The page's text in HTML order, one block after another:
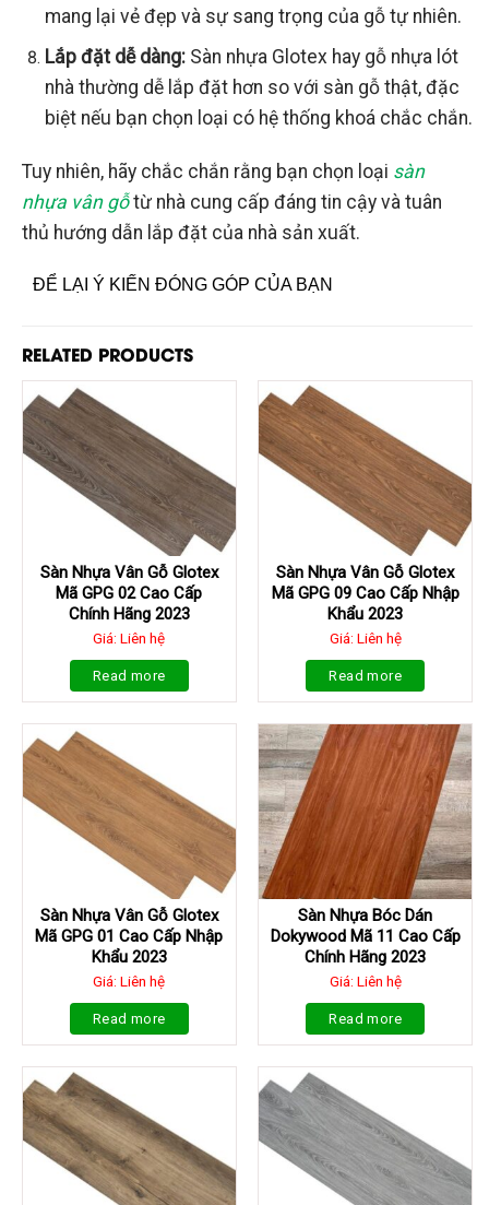
mang lại vẻ đẹp và sự sang trọng của gỗ tự nhiên.
Lắp đặt dễ dàng:Sàn nhựa Glotex hay gỗ nhựa lót
nhà thường dễ lắp đặt hơn so với sàn gỗ thật, đặc
biệt nếu bạn chọn loại có hệ thống khoá chắc chắn.
Tuy nhiên, hãy chắc chắn rằng bạn chọn loại sàn
nhựa vân gỗtừ nhà cung cấp đáng tin cậy và tuân
thủ hướng dẫn lắp đặt của nhà sản xuất.
ĐỂ LẠI Ý KIẾN ĐÓNG GÓP CỦA BẠN
RELATED PRODUCTS
Sàn Nhựa Vân Gỗ Glotex
Mã GPG 02 Cao Cấp
Chính Hãng 2023
Giá: Liên hệ
Read more
Sàn Nhựa Vân Gỗ Glotex
Mã GPG 09 Cao Cấp Nhập
Khẩu 2023
Giá: Liên hệ
Read more
Sàn Nhựa Vân Gỗ Glotex
Mã GPG 01 Cao Cấp Nhập
Khẩu 2023
Giá: Liên hệ
Read more
Sàn Nhựa Bóc Dán
Dokywood Mã 11 Cao Cấp
Chính Hãng 2023
Giá: Liên hệ
Read more